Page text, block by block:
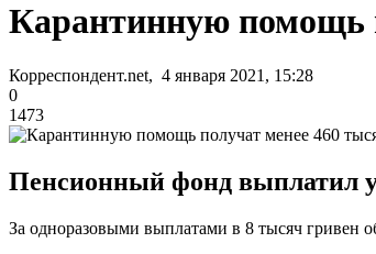
Карантинную помощь
Корреспондент.net, 4 января 2021, 15:28
0
1473
Пенсионный фонд выплатил
За одноразовыми выплатами в 8 тысяч гривен